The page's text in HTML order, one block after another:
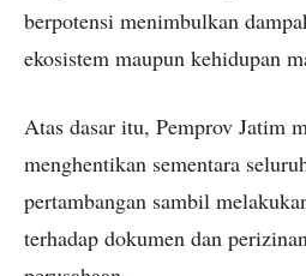
berpotensi menimbulkan
ekosistem maupun kehidupan
Atas dasar itu, Pemprov Jatim
menghentikan sementara
pertambangan sambil
terhadap dokumen dan